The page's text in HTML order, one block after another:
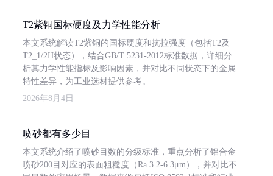
T2紫铜国标硬度及力学性能分析
本文系统解读T2紫铜的国标硬度和抗拉强度（包括T2及
T2_1/2H状态），结合GB/T 5231-2012标准数据，详细分
析其力学性能指标及影响因素，并对比不同状态下的金属
特性差异，为工业选材提供参考。
2026年8月4日
喷砂都有多少目
本文系统介绍了喷砂目数的分级标准，重点分析了铝合金
喷砂200目对应的表面粗糙度（Ra 3.2-6.3μm），并对比不